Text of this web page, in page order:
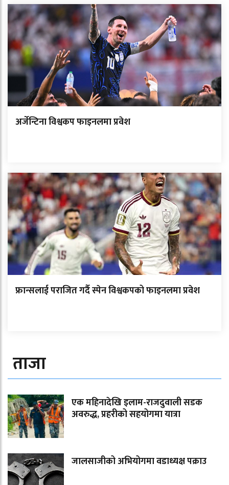
अर्जेन्टिना विश्वकप फाइनलमा प्रवेश
फ्रान्सलाई पराजित गर्दै स्पेन विश्वकपको फाइनलमा प्रवेश
ताजा
एक महिनादेखि इलाम-राजदुवाली सडक
अवरुद्ध, प्रहरीको सहयोगमा यात्रा
जालसाजीको अभियोगमा वडाध्यक्ष पक्राउ